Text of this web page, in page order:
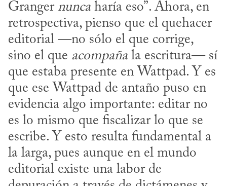
Granger nunca haría eso”. Ahora, en
retrospectiva, pienso que el quehacer
editorial —no sólo el que corrige,
sino el que acompaña la escritura— sí
que estaba presente en Wattpad. Y es
que ese Wattpad de antaño puso en
evidencia algo importante: editar no
es lo mismo que fiscalizar lo que se
escribe. Y esto resulta fundamental a
la larga, pues aunque en el mundo
editorial existe una labor de